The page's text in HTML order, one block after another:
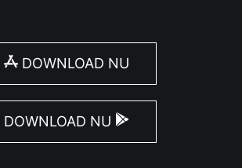
DOWNLOAD NU
DOWNLOAD NU